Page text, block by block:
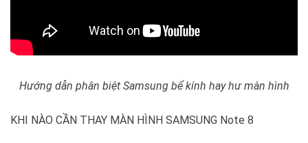
Hướng dẫn phân biệt Samsung bể kính hay hư màn hình
KHI NÀO CẦN THAY MÀN HÌNH SAMSUNG Note 8